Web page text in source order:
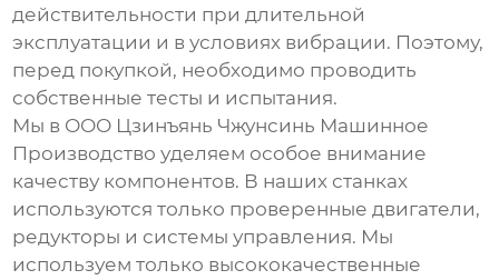
действительности при длительной
эксплуатации и в условиях вибрации. Поэтому,
перед покупкой, необходимо проводить
собственные тесты и испытания.
Мы в ООО Цзинъянь Чжунсинь Машинное
Производство уделяем особое внимание
качеству компонентов. В наших станках
используются только проверенные двигатели,
редукторы и системы управления. Мы
используем только высококачественные